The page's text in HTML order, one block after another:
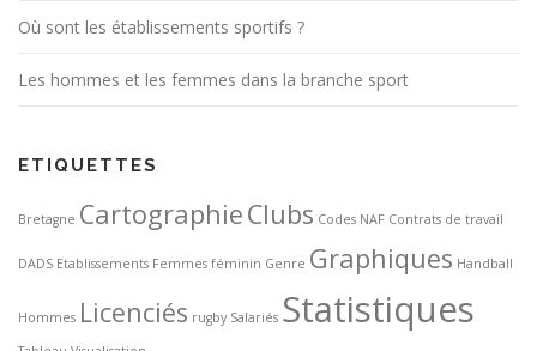
Où sont les établissements sportifs ?
Les hommes et les femmes dans la branche sport
ETIQUETTES
Bretagne CartographieClubs Codes NAF Contrats de travail
DADS Etablissements Femmes féminin Genre Graphiques Handball
Hommes Licenciés rugby Salariés Statistiques